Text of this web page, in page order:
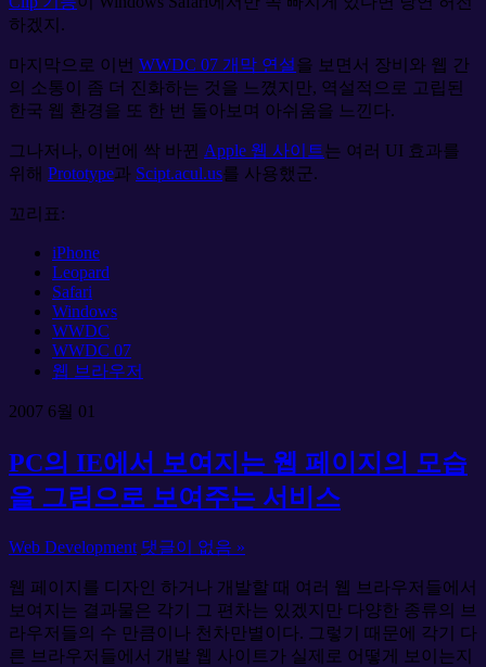
하겠지.
마지막으로 이번 WWDC 07 개막 연설을 보면서 장비와 웹 간
의 소통이 좀 더 진화하는 것을 느꼈지만, 역설적으로 고립된
한국 웹 환경을 또 한 번 돌아보며 아쉬움을 느낀다.
그나저나, 이번에 싹 바뀐 Apple 웹 사이트 는 여러 UI 효과를
위해 Prototype과 Scipt.acul.us를 사용했군.
꼬리표:
iPhone
Leopard
Safari
Windows
WWDC
WWDC 07
웹 브라우저
2007 6월 01
PC의 IE에서 보여지는 웹 페이지의 모습
을 그림으로 보여주는 서비스
Web Development 댓글이 없음 »
웹 페이지를 디자인 하거나 개발할 때 여러 웹 브라우저들에서
보여지는 결과물은 각기 그 편차는 있겠지만 다양한 종류의 브
라우저들의 수 만큼이나 천차만별이다. 그렇기 때문에 각기 다
른 브라우저들에서 개발 웹 사이트가 실제로 어떻게 보이는지